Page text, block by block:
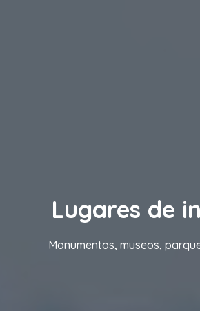
Lugares de
Monumentos, museos,